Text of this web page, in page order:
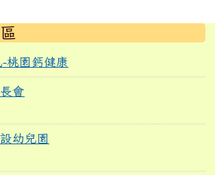
桃園鈣健康
會
幼兒園